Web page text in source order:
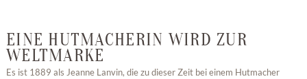
EINE HUTMACHERIN WIRD ZUR
WELTMARKE
Es ist 1889 als Jeanne Lanvin, die zu dieser Zeit bei einem Hutmacher